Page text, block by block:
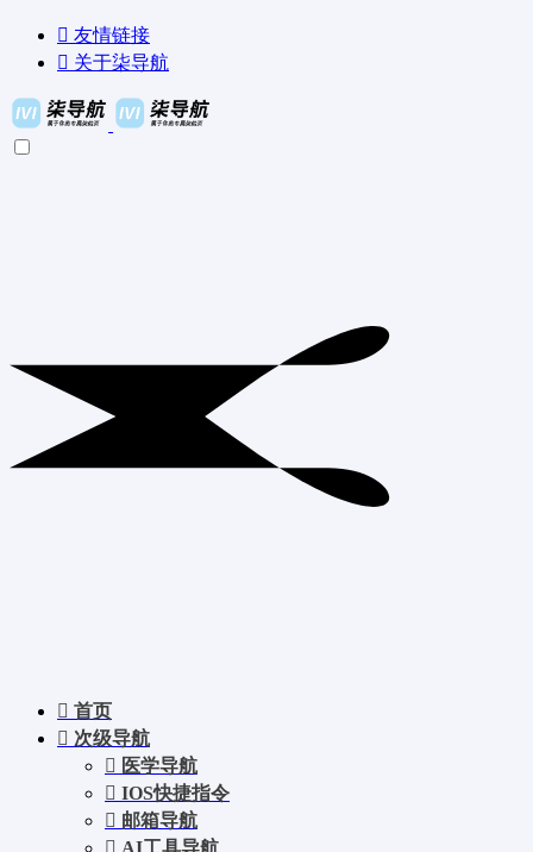
友情链接
关于柒导航
首页
次级导航
医学导航
IOS快捷指令
邮箱导航
AI工具导航